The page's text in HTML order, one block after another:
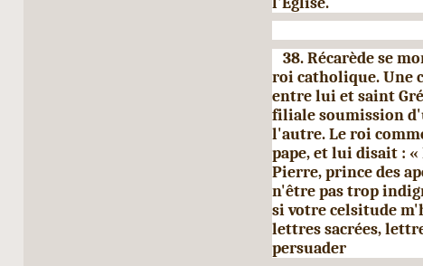
38. Récarède se
roi catholique. Une
entre lui etsaint
filiale soumission
l'autre. Le roi
pape, et lui disait :
Pierre, prince des
n'être pas trop
si votre celsitude
lettres sacrées,
persuader